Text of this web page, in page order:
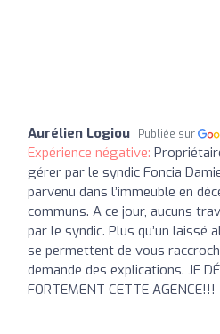
Aurélien Logiou Publiée sur
Expérience négative:
gérer par le syndic Foncia
parvenu dans l’immeuble en
communs. A ce jour, aucuns
par le syndic. Plus qu’un laissé
se permettent de vous
demande des explications. JE
FORTEMENT CETTE AGENCE!!!